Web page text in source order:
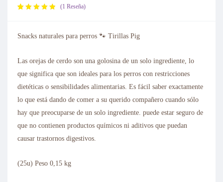
de 5 en
de un
1 Reseña
Snacks naturales para perros 🐾 Tirillas Pig
Las orejas de cerdo son una golosina de un solo ingrediente, lo
que significa que son ideales para los perros con restricciones
dietéticas o sensibilidades alimentarias. Es fácil saber exactamente
lo que está dando de comer a su querido compañero cuando sólo
hay que preocuparse de un solo ingrediente. puede estar seguro de
que no contienen productos químicos ni aditivos que puedan
causar trastornos digestivos.
(25u) Peso 0,15 kg